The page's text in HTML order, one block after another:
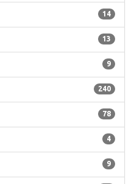
14
13
9
240
78
4
9